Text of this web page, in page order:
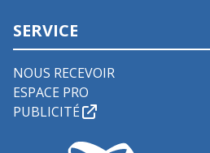
SERVICE
NOUS RECEVOIR
ESPACE PRO
PUBLICITÉ